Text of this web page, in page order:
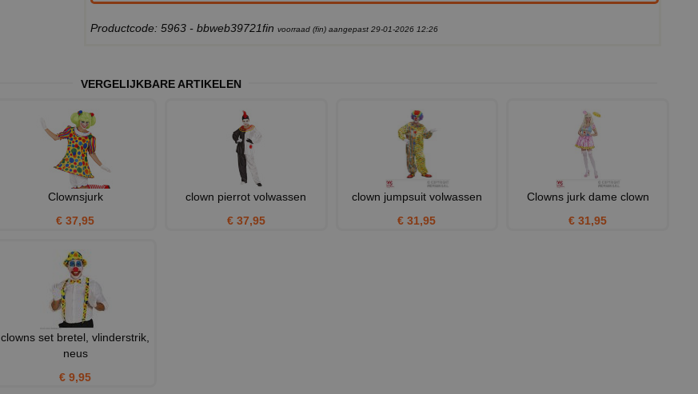
Productcode: 5963 - bbweb39721fin voorraad (fin) aangepast 29-01-2026 12:26
VERGELIJKBARE ARTIKELEN
Clownsjurk
€ 37,95
clown pierrot volwassen
€ 37,95
clown jumpsuit volwassen
€ 31,95
Clowns jurk dame clown
€ 31,95
clowns set bretel, vlinderstrik,
neus
€ 9,95